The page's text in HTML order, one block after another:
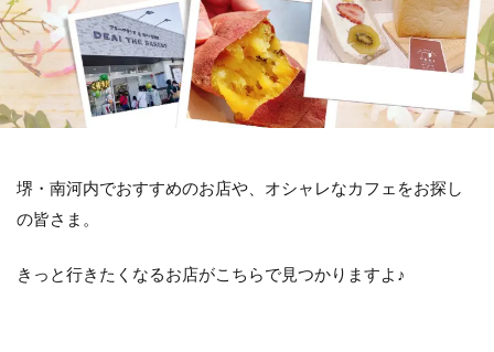
堺・南河内でおすすめのお店や、オシャレなカフェをお探し
の皆さま。
きっと行きたくなるお店がこちらで見つかりますよ♪